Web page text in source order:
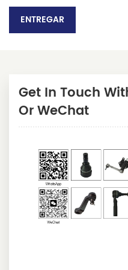
ENTREGAR
Get In Touch
Or WeChat